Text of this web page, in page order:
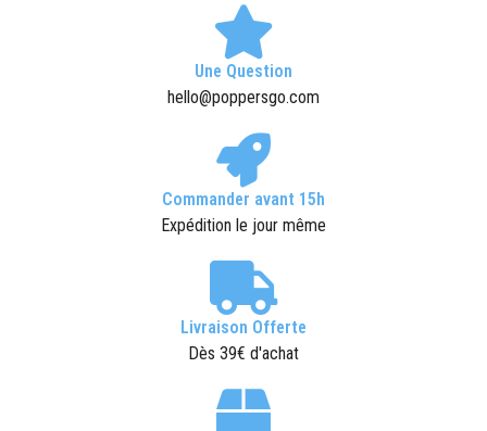
Une Question
hello@poppersgo.com
Commander avant 15h
Expédition le jour même
Livraison Offerte
Dès 39€ d'achat